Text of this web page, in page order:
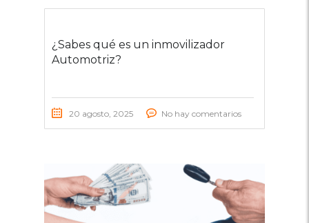
¿Sabes qué es un inmovilizador
Automotriz?
20 agosto, 2025 No hay comentarios